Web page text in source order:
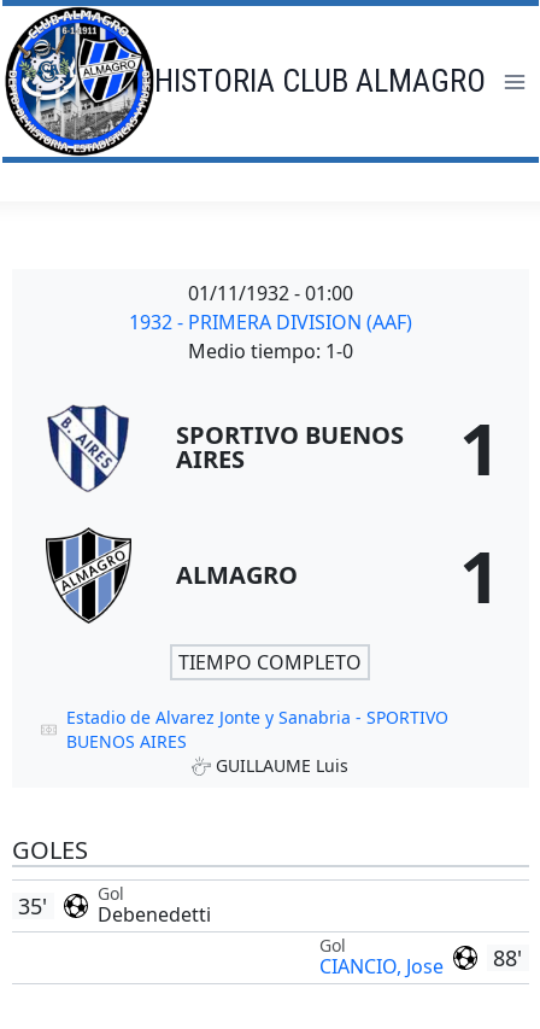
Saltar
al
contenido
HISTORIA CLUB ALMAGRO
01/11/1932 - 01:00
1932 - PRIMERA DIVISION (AAF)
Medio tiempo: 1-0
SPORTIVO BUENOS
AIRES 1
ALMAGRO 1
TIEMPO COMPLETO
Estadio de Alvarez Jonte y Sanabria - SPORTIVO
BUENOS AIRES
GUILLAUME Luis
GOLES
Gol
Debenedetti
35'
88'
Gol
CIANCIO, Jose